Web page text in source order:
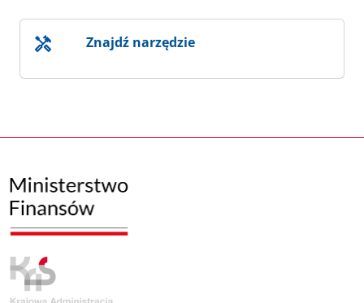
Znajdź narzędzie